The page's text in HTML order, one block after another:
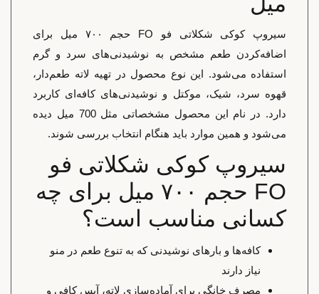
سیروپ کوکی شکلاتی فو FO حجم ۷۰۰ میل برای
اضافه‌کردن طعم مشخص به نوشیدنی‌های سرد و گرم
استفاده می‌شود. این نوع محصول در تهیه لاته طعم‌دار،
قهوه سرد، شیک، موکتل و نوشیدنی‌های کافه‌ای کاربرد
دارد. در نام این محصول مشخصاتی مثل 700 میل دیده
می‌شود و همین موارد باید هنگام انتخاب بررسی شوند.
سیروپ کوکی شکلاتی فو
FO حجم ۷۰۰ میل برای چه
کسانی مناسب است؟
کافه‌ها و بارهای نوشیدنی که به تنوع طعم در منو
نیاز دارند
مصرف خانگی برای آماده‌سازی لاته، آیس کافی و